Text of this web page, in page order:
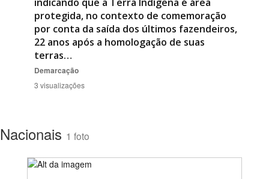
protegida, no contexto de comemoração
por conta da saída dos últimos fazendeiros,
22 anos após a homologação de suas
terras…
Demarcação
3 visualizações
Nacionais 1 foto